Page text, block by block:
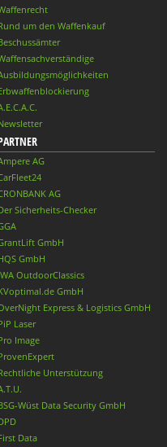
um den Waffenkauf
AG
AG
Sicherheits-Checker
GmbH
GmbH
OutdoorClassics
GmbH
Express & Logistics GmbH
Laser
Image
Unterstützung
Wüst Data Security GmbH
Data